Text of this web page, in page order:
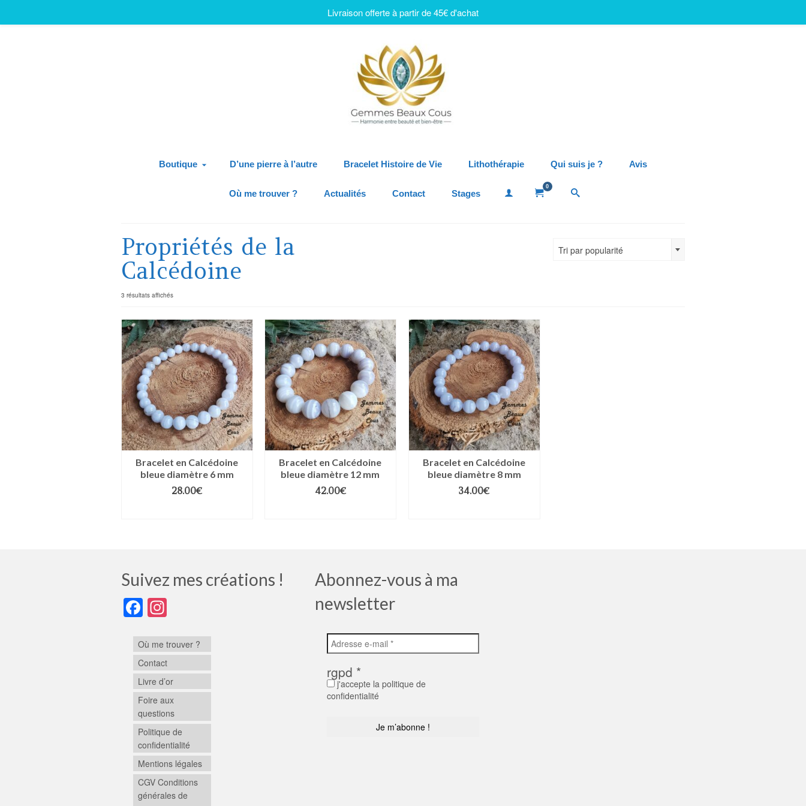
Boutique D’une pierre à l’autre Bracelet Histoire de Vie Lithothérapie Qui suis je ? Avis
Où me trouver ? Actualités Contact Stages
0
Propriétés de la
Calcédoine
3 résultats affichés
Tri par popularité
Bracelet en Calcédoine
bleue diamètre 6 mm
28.00€
Bracelet en Calcédoine
bleue diamètre 12 mm
42.00€
Bracelet en Calcédoine
bleue diamètre 8 mm
34.00€
Suivez mes créations !
Facebook
Où me trouver ?
Contact
Livre d’or
Foire aux
questions
Politique de
confidentialité
Mentions légales
CGV Conditions
générales de
Abonnez-vous à ma
newsletter
rgpd *
j'accepte la politique de
confidentialité
Livraison offerte à partir de 45€ d'achat